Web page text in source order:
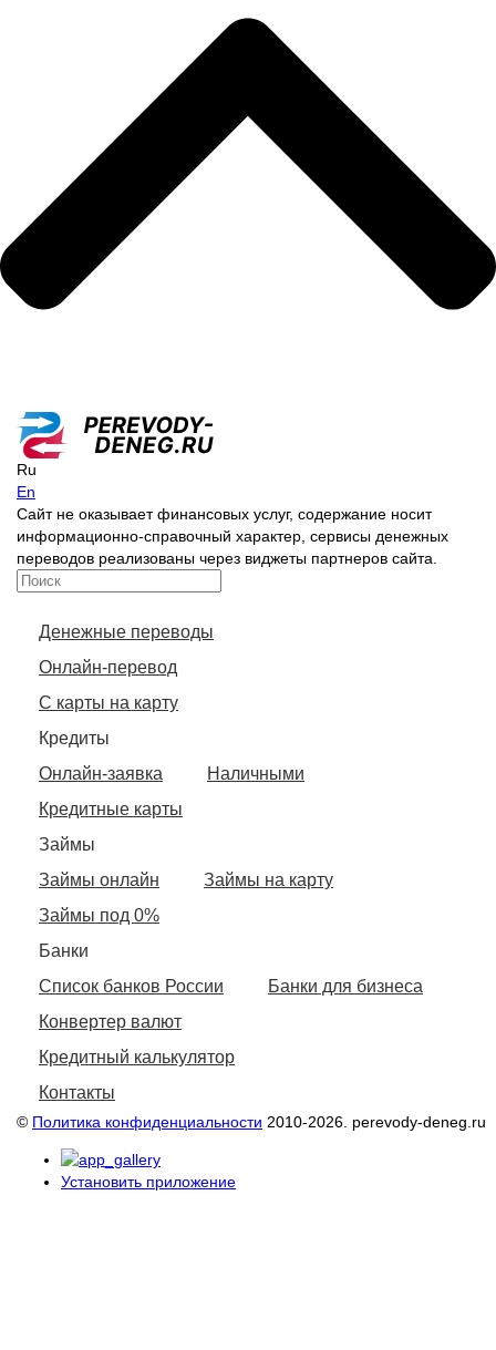
Ru
En
Сайт не оказывает финансовых услуг, содержание носит
информационно-справочный характер, сервисы денежных
переводов реализованы через виджеты партнеров сайта.
Денежные переводы
Онлайн-перевод
С карты на карту
Кредиты
Онлайн-заявка
Наличными
Кредитные карты
Займы
Займы онлайн
Займы на карту
Займы под 0%
Банки
Список банков России
Банки для бизнеса
Конвертер валют
Кредитный калькулятор
Контакты
© Политика конфиденциальности 2010-2026. perevody-deneg.ru
Установить приложение